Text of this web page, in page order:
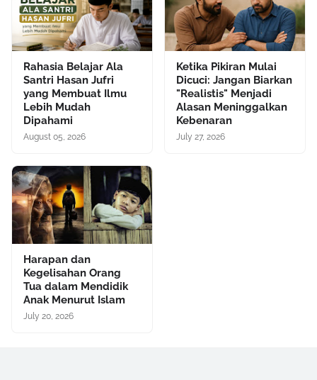
Rahasia Belajar Ala
Santri Hasan Jufri
yang Membuat Ilmu
Lebih Mudah
Dipahami
August 05, 2026
Ketika Pikiran Mulai
Dicuci: Jangan Biarkan
"Realistis" Menjadi
Alasan Meninggalkan
Kebenaran
July 27, 2026
Harapan dan
Kegelisahan Orang
Tua dalam Mendidik
Anak Menurut Islam
July 20, 2026